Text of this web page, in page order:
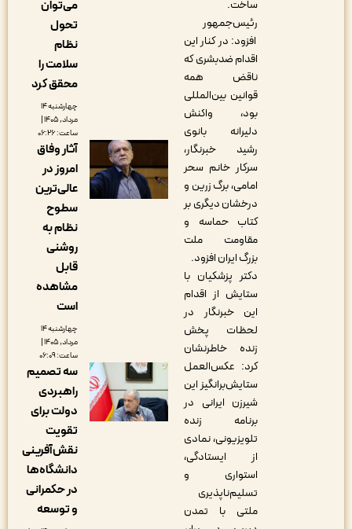
رئیس‌جمهور
افزود: در کنار این
اقدام ضدبشری که
ناقض همه
قوانین بین‌المللی
بود، واکنش
دلیرانه بانوی
رشید خبرنگار،
سرکار خانم سحر
امامی، برگ زرین و
درخشان دیگری بر
کتاب حماسه و
مقاومت ملت
بزرگ ایران افزود.
دکتر پزشکیان با
ستایش از اقدام
این خبرنگار در
لحظات پخش
زنده خاطرنشان
کرد: عکس‌العمل
ستایش‌برانگیز این
شیرزن ایرانی در
برنامه زنده
تلویزیونی، نمادی
از ایستادگی،
استواری و
تسلیم‌ناپذیری
ملتی با تمدن
می‌توان
سلامت را
محقق کرد
چهارشنبه ۱۴
مرداد, ۱۴۰۵ |
آثار وفاق
امروز در
عالی‌ترین
نظام به
مشاهده
چهارشنبه ۱۴
مرداد, ۱۴۰۵ |
سه تصمیم
راهبردی
دولت برای
نقش‌آفرینی
دانشگاه‌ها
در حکمرانی
و توسعه